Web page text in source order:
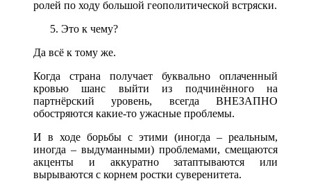
ролей по ходу большой геополитической встряски.
Это к чему?
Да всё к тому же.
Когда страна получает буквально оплаченный
кровью шанс выйти из подчинённого на
партнёрский уровень, всегда ВНЕЗАПНО
обостряются какие-то ужасные проблемы.
И в ходе борьбы с этими (иногда – реальным,
иногда – выдуманными) проблемами, смещаются
акценты и аккуратно затаптываются или
вырываются с корнем ростки суверенитета.